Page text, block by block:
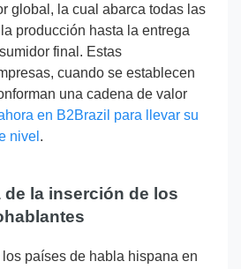
global, la cual abarca todas las
producción hasta la entrega
final. Estas
cuando se establecen
una cadena de valor
en B2Brazil para llevar su
nivel .
la inserción de los
países de habla hispana en